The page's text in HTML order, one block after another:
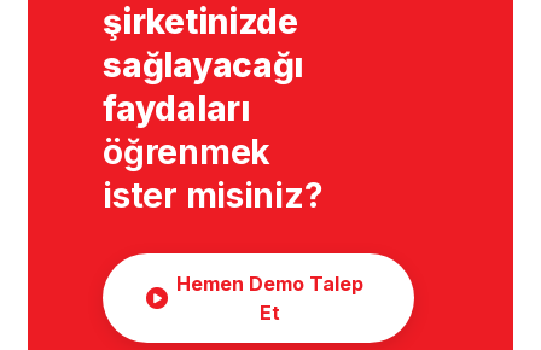
şirketinizde
sağlayacağı
faydaları
öğrenmek
ister misiniz?
Hemen Demo Talep
Et